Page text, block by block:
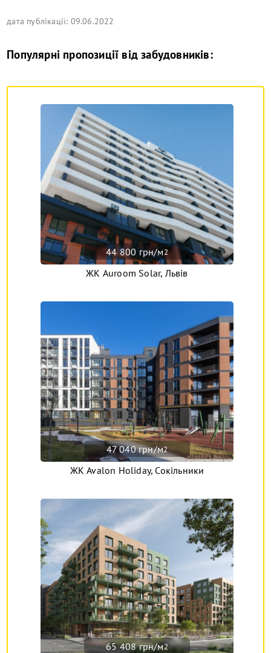
дата публікації: 09.06.2022
Популярні пропозиції від забудовників:
44 800 грн/м2
ЖК Auroom Solar, Львів
47 040 грн/м2
ЖК Avalon Holiday, Сокільники
65 408 грн/м2